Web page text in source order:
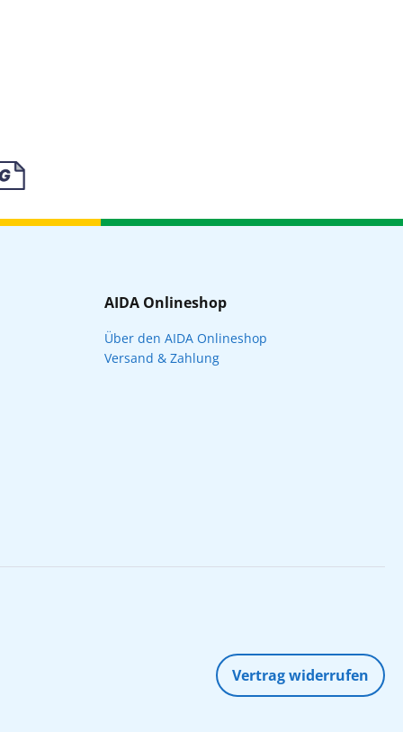
AIDA Onlineshop
Über den AIDA Onlineshop
Versand & Zahlung
Vertrag widerrufen